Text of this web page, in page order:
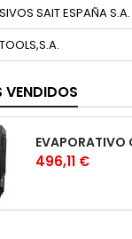
SAIT ESPAÑA S.A.
VENDIDOS
Precio
496,11 €